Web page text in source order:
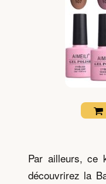
Par ailleurs, ce
découvrirez la